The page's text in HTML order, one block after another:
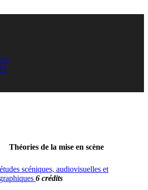
Théories de la mise en scène
scéniques, audiovisuelles et
6 crédits